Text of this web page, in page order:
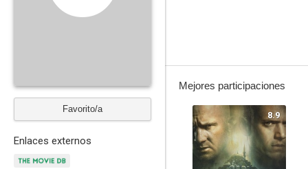
Favorito/a
Enlaces externos
Mejores participaciones
8.9